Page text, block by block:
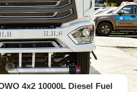
4x2 10000L Diesel Fuel